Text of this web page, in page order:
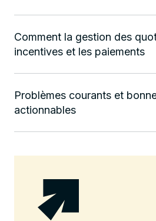
Comment la gestion des
incentives et les paiements
Problèmes courants et
actionnables